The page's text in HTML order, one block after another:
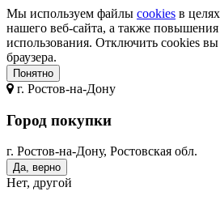
Мы используем файлы cookies в
нашего веб-сайта, а также повышения
использования. Отключить cookies
браузера.
Понятно
г. Ростов-на-Дону
Город покупки
г. Ростов-на-Дону, Ростовская обл.
Да, верно
Нет, другой